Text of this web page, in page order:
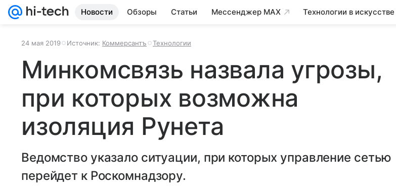
Новости Обзоры Статьи Мессенджер MAX Технологии в искусстве
24 мая 2019 Источник: Коммерсантъ Технологии
Минкомсвязь назвала угрозы,
при которых возможна
изоляция Рунета
Ведомство указало ситуации, при которых управление сетью
перейдет к Роскомнадзору.